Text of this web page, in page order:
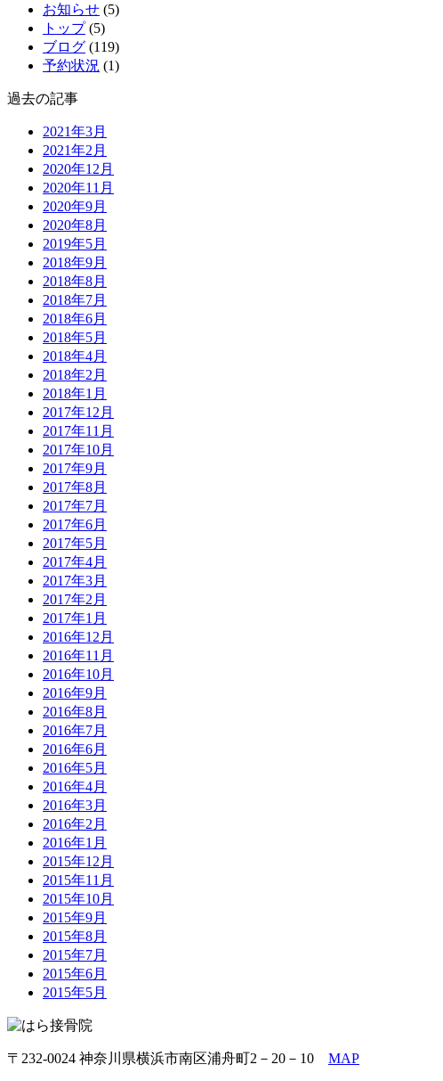
お知らせ (5)
トップ(5)
ブログ (119)
予約状況 (1)
過去の記事
2021年3月
2021年2月
2020年12月
2020年11月
2020年9月
2020年8月
2019年5月
2018年9月
2018年8月
2018年7月
2018年6月
2018年5月
2018年4月
2018年2月
2018年1月
2017年12月
2017年11月
2017年10月
2017年9月
2017年8月
2017年7月
2017年6月
2017年5月
2017年4月
2017年3月
2017年2月
2017年1月
2016年12月
2016年11月
2016年10月
2016年9月
2016年8月
2016年7月
2016年6月
2016年5月
2016年4月
2016年3月
2016年2月
2016年1月
2015年12月
2015年11月
2015年10月
2015年9月
2015年8月
2015年7月
2015年6月
2015年5月
〒232-0024 神奈川県横浜市南区浦舟町2－20－10 MAP